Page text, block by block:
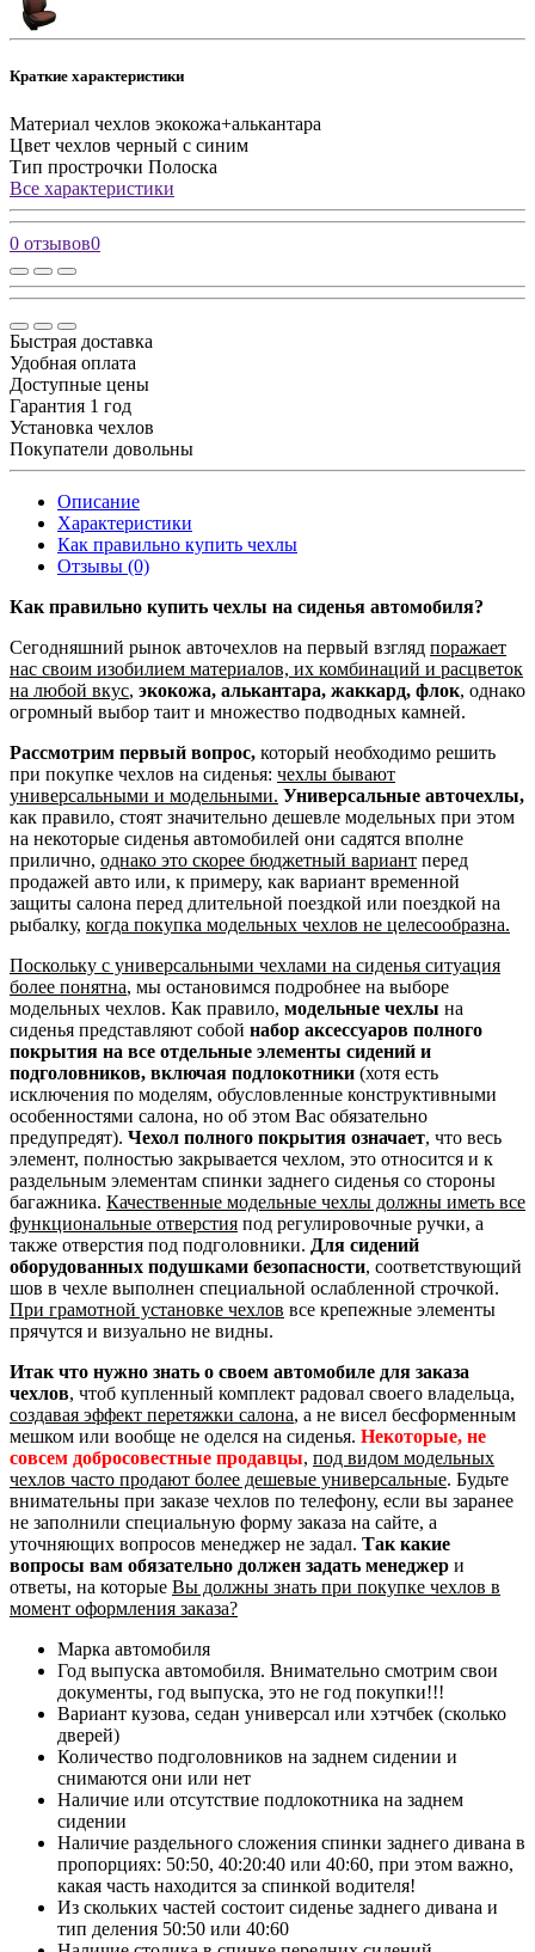
Краткие характеристики
Материал чехлов экокожа+алькантара
Цвет чехлов черный с синим
Тип прострочки Полоска
Все характеристики
0 отзывов0
Быстрая доставка
Удобная оплата
Доступные цены
Гарантия 1 год
Установка чехлов
Покупатели довольны
Описание
Характеристики
Как правильно купить чехлы
Отзывы (0)
Как правильно купить чехлы на сиденья автомобиля?
Сегодняшний рынок авточехлов на первый взгляд поражает
нас своим изобилием материалов, их комбинаций и расцветок
на любой вкус, экокожа, алькантара, жаккард, флок, однако
огромный выбор таит и множество подводных камней.
Рассмотрим первый вопрос, который необходимо решить
при покупке чехлов на сиденья: чехлы бывают
универсальными и модельными. Универсальные авточехлы,
как правило, стоят значительно дешевле модельных при этом
на некоторые сиденья автомобилей они садятся вполне
прилично, однако это скорее бюджетный вариант перед
продажей авто или, к примеру, как вариант временной
защиты салона перед длительной поездкой или поездкой на
рыбалку, когда покупка модельных чехлов не целесообразна.
Поскольку с универсальными чехлами на сиденья ситуация
более понятна, мы остановимся подробнее на выборе
модельных чехлов. Как правило, модельные чехлы на
сиденья представляют собой набор аксессуаров полного
покрытия на все отдельные элементы сидений и
подголовников, включая подлокотники (хотя есть
исключения по моделям, обусловленные конструктивными
особенностями салона, но об этом Вас обязательно
предупредят). Чехол полного покрытия означает, что весь
элемент, полностью закрывается чехлом, это относится и к
раздельным элементам спинки заднего сиденья со стороны
багажника. Качественные модельные чехлы должны иметь все
функциональные отверстия под регулировочные ручки, а
также отверстия под подголовники. Для сидений
оборудованных подушками безопасности, соответствующий
шов в чехле выполнен специальной ослабленной строчкой.
При грамотной установке чехлов все крепежные элементы
прячутся и визуально не видны.
Итак что нужно знать о своем автомобиле для заказа
чехлов, чтоб купленный комплект радовал своего владельца,
создавая эффект перетяжки салона, а не висел бесформенным
мешком или вообще не оделся на сиденья. Некоторые, не
совсем добросовестные продавцы, под видом модельных
чехлов часто продают более дешевые универсальные. Будьте
внимательны при заказе чехлов по телефону, если вы заранее
не заполнили специальную форму заказа на сайте, а
уточняющих вопросов менеджер не задал. Так какие
вопросы вам обязательно должен задать менеджер и
ответы, на которые Вы должны знать при покупке чехлов в
момент оформления заказа?
Марка автомобиля
Год выпуска автомобиля. Внимательно смотрим свои
документы, год выпуска, это не год покупки!!!
Вариант кузова, седан универсал или хэтчбек (сколько
дверей)
Количество подголовников на заднем сидении и
снимаются они или нет
Наличие или отсутствие подлокотника на заднем
сидении
Наличие раздельного сложения спинки заднего дивана в
пропорциях: 50:50, 40:20:40 или 40:60, при этом важно,
какая часть находится за спинкой водителя!
Из скольких частей состоит сиденье заднего дивана и
тип деления 50:50 или 40:60